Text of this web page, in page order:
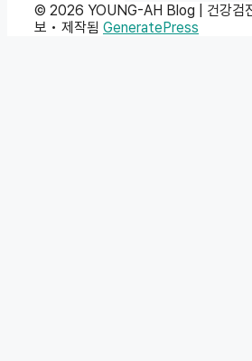
© 2026 YOUNG-AH Blog | 건강검진
보 • 제작됨 GeneratePress